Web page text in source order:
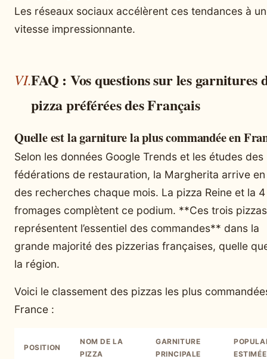
Les réseaux sociaux accélèrent ces tendances à
vitesse impressionnante.
FAQ : Vos questions sur les garnitures
pizza préférées des Français
Quelle est la garniture la plus commandée en
Selon les données Google Trends et les études des
fédérations de restauration, la Margherita arrive
des recherches chaque mois. La pizza Reine et la 4
fromages complètent ce podium. **Ces trois pizzas
représentent l’essentiel des commandes** dans la
grande majorité des pizzerias françaises, quelle
la région.
Voici le classement des pizzas les plus
France :
POSITION
NOM DE LA
PIZZA
GARNITURE
PRINCIPALE
ESTIMÉE